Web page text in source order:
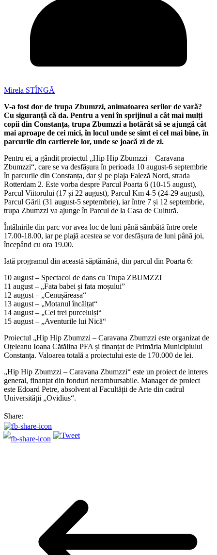
Mirela STÎNGĂ
V-a fost dor de trupa Zbumzzi, animatoarea serilor de vară?
Cu siguranță că da. Pentru a veni în sprijinul a cât mai mulți
copii din Constanța, trupa Zbumzzi a hotărât să se ajungă cât
mai aproape de cei mici, în locul unde se simt ei cel mai bine, în
parcurile din cartierele lor, unde se joacă zi de zi.
Pentru ei, a gândit proiectul „Hip Hip Zbumzzi – Caravana
Zbumzzi“, care se va desfășura în perioada 10 august-6 septembrie
în parcurile din Constanța, dar și pe plaja Faleză Nord, strada
Rotterdam 2. Este vorba despre Parcul Poarta 6 (10-15 august),
Parcul Viitorului (17 și 22 august), Parcul Km 4-5 (24-29 august),
Parcul Gării (31 august-5 septembrie), iar între 7 și 12 septembrie,
trupa Zbumzzi va ajunge în Parcul de la Casa de Cultură.
Întâlnirile din parc vor avea loc de luni până sâmbătă între orele
17.00-18.00, iar pe plajă acestea se vor desfășura de luni până joi,
începând cu ora 19.00.
Iată programul din această săptămână, din parcul din Poarta 6:
10 august – Spectacol de dans cu Trupa ZBUMZZI
11 august – „Fata babei și fata moșului”
12 august – „Cenușăreasa“
13 august – „Motanul încălțat“
14 august – „Cei trei purcelulși“
15 august – „Aventurile lui Nică“
Proiectul „Hip Hip Zbumzzi – Caravana Zbumzzi este organizat de
Oțeleanu Ioana Cătălina PFA și finanțat de Primăria Municipiului
Constanța. Valoarea totală a proiectului este de 170.000 de lei.
„Hip Hip Zbumzzi – Caravana Zbumzzi“ este un proiect de interes
general, finanțat din fonduri nerambursabile. Manager de proiect
este Edoard Petre, absolvent al Facultății de Arte din cadrul
Universității „Ovidius“.
Share: